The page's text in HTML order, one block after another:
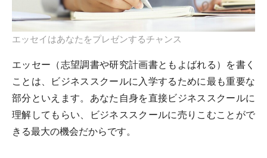
エッセイはあなたをプレゼンするチャンス
エッセー（志望調書や研究計画書ともよばれる）を書く
ことは、ビジネススクールに入学するために最も重要な
部分といえます。あなた自身を直接ビジネススクールに
理解してもらい、ビジネススクールに売りこむことがで
きる最大の機会だからです。